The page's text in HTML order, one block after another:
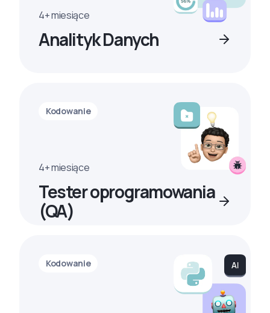
4+ miesiące
Analityk Danych
Kodowanie
4+ miesiące
Tester oprogramowania
(QA)
Kodowanie